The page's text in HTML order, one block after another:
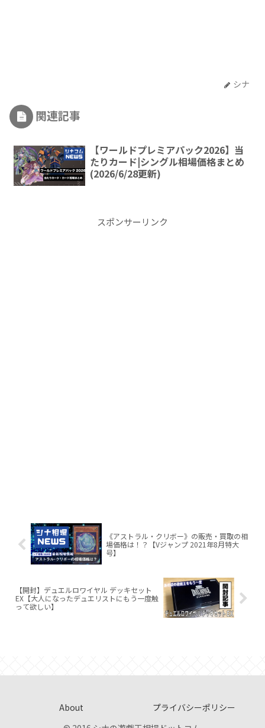
シナ
関連記事
【ワールドプレミアパック2026】当
たりカード|シングル相場価格まとめ
(2026/6/28更新)
スポンサーリンク
《アストラル・クリボー》の販売・買取の相
場価格は！？【Vジャンプ 2021年8月特大
号】
【開封】デュエルロワイヤル デッキセット
EX【大人になったデュエリストにもう一度触
って欲しい】
About
プライバシーポリシー